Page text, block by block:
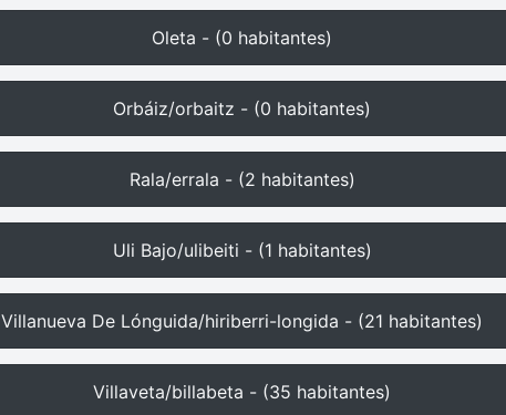
Oleta - (0 habitantes)
Orbáiz/orbaitz - (0 habitantes)
Rala/errala - (2 habitantes)
Uli Bajo/ulibeiti - (1 habitantes)
Villanueva De Lónguida/hiriberri-longida - (21 habitantes)
Villaveta/billabeta - (35 habitantes)